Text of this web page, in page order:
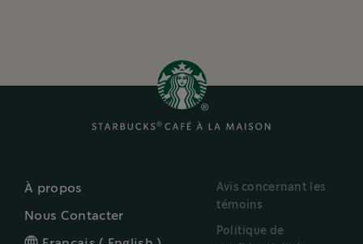
À propos
Nous Contacter
Avis concernant les
témoins
Politique de